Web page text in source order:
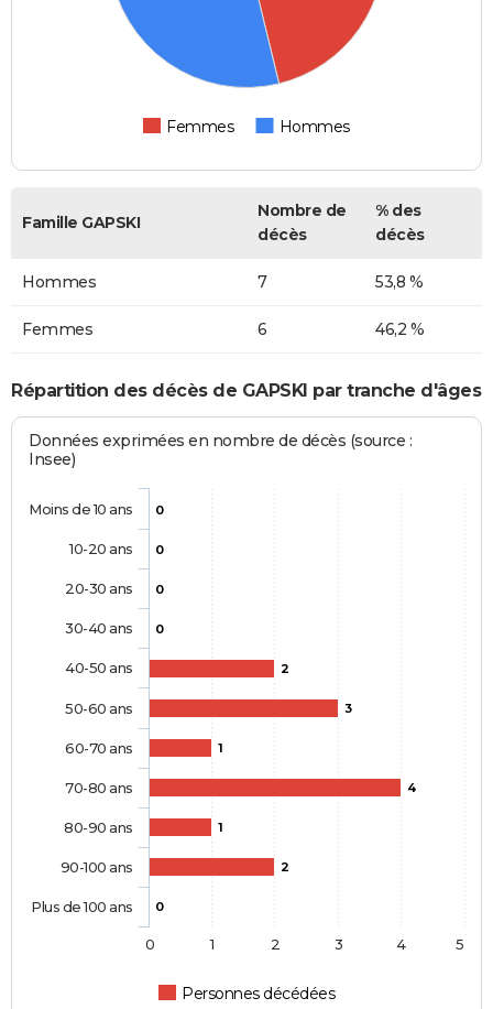
Femmes Hommes
Famille GAPSKI
Nombre de
décès
% des
décès
Hommes 7 53,8 %
Femmes 6 46,2 %
Répartition des décès de GAPSKI par tranche d'âges
Données exprimées en nombre de décès (source :
Insee)
0
0
0
0
2
3
1
4
1
2
0
Personnes décédées
Moins de 10 ans
10-20 ans
20-30 ans
30-40 ans
40-50 ans
50-60 ans
60-70 ans
70-80 ans
80-90 ans
90-100 ans
Plus de 100 ans
0 1 2 3 4 5